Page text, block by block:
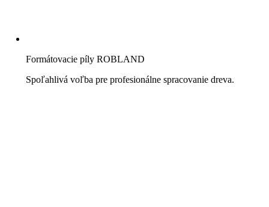
Formátovacie píly ROBLAND
Spoľahlivá voľba pre profesionálne spracovanie dreva.